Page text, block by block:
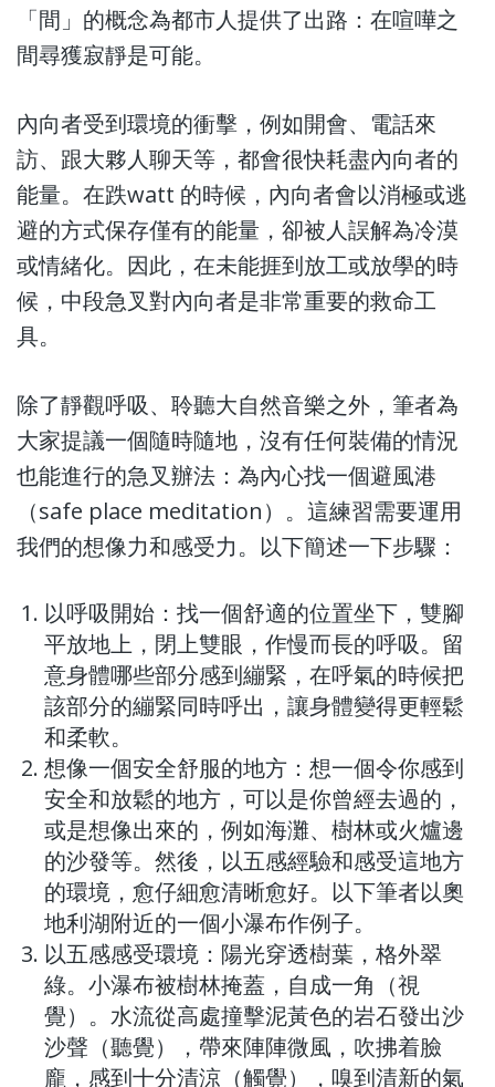
「間」的概念為都市人提供了出路：在喧嘩之
間尋獲寂靜是可能。
內向者受到環境的衝擊，例如開會、電話來
訪、跟大夥人聊天等，都會很快耗盡內向者的
能量。在跌watt 的時候，內向者會以消極或逃
避的方式保存僅有的能量，卻被人誤解為冷漠
或情緒化。因此，在未能捱到放工或放學的時
候，中段急叉對內向者是非常重要的救命工
具。
除了靜觀呼吸、聆聽大自然音樂之外，筆者為
大家提議一個隨時隨地，沒有任何裝備的情況
也能進行的急叉辦法：為內心找一個避風港
（safe place meditation）。這練習需要運用
我們的想像力和感受力。以下簡述一下步驟：
以呼吸開始：找一個舒適的位置坐下，雙腳
平放地上，閉上雙眼，作慢而長的呼吸。留
意身體哪些部分感到繃緊，在呼氣的時候把
該部分的繃緊同時呼出，讓身體變得更輕鬆
和柔軟。
想像一個安全舒服的地方：想一個令你感到
安全和放鬆的地方，可以是你曾經去過的，
或是想像出來的，例如海灘、樹林或火爐邊
的沙發等。然後，以五感經驗和感受這地方
的環境，愈仔細愈清晰愈好。以下筆者以奧
地利湖附近的一個小瀑布作例子。
以五感感受環境：陽光穿透樹葉，格外翠
綠。小瀑布被樹林掩蓋，自成一角（視
覺）。水流從高處撞擊泥黃色的岩石發出沙
沙聲（聽覺），帶來陣陣微風，吹拂着臉
龐，感到十分清涼（觸覺），嗅到清新的氣